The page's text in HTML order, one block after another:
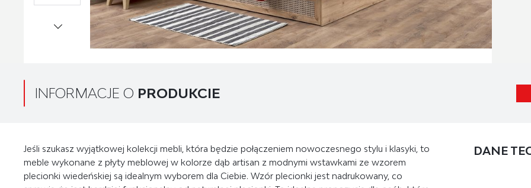
INFORMACJE O PRODUKCIE
Jeśli szukasz wyjątkowej kolekcji mebli, która będzie połączeniem nowoczesnego stylu i klasyki, to
meble wykonane z płyty meblowej w kolorze dąb artisan z modnymi wstawkami ze wzorem
plecionki wiedeńskiej są idealnym wyborem dla Ciebie. Wzór plecionki jest nadrukowany, co
DANE